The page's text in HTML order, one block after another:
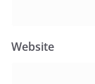
Website